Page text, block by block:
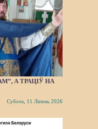
А ТРАЦІЎ НА
Субота, 11 Ліпень 2026